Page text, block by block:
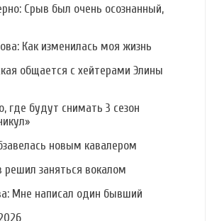
Срыв был очень осознанный,
Как изменилась моя жизнь
общается с хейтерами Элины
где будут снимать 3 сезон
новым кавалером
решил заняться вокалом
Мне написал один бывший